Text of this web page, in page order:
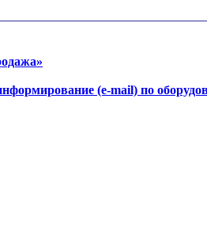
(e-mail) по